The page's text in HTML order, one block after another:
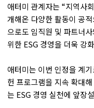
애터미 관계자는 “지역사
개해온 다양한 활동이 공
으로도 임직원 및 파트너
위한 ESG 경영을 더욱 강
애터미는 이번 인정을 계
헌 프로그램을 지속 확대
는 ESG 경영 실천에 앞장